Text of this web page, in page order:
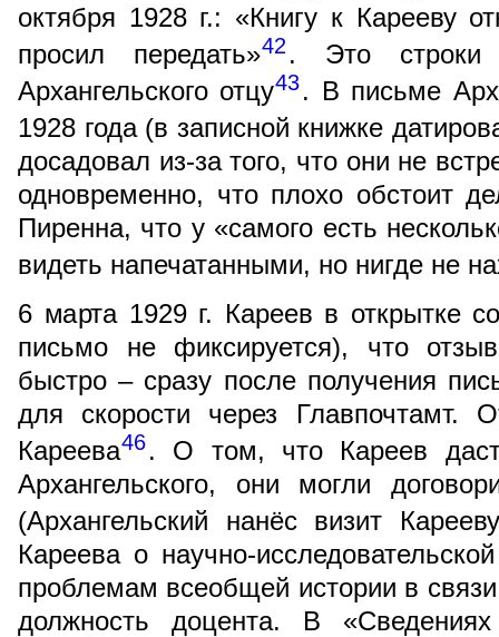
октября 1928 г.: «Книгу к Карееву
просил передать»42 . Это строки
Архангельского отцу43. В письме
1928 года (в записной книжке
досадовал из-за того, что они не
одновременно, что плохо обстоит
Пиренна, что у «самого есть
видеть напечатанными, но нигде не
6 марта 1929 г. Кареев в открытке
письмо не фиксируется), что
быстро – сразу после получения
для скорости через Главпочтамт.
Кареева46. О том, что Кареев
Архангельского, они могли
(Архангельский нанёс визит
Кареева о научно-
проблемам всеобщей истории в
должность доцента. В